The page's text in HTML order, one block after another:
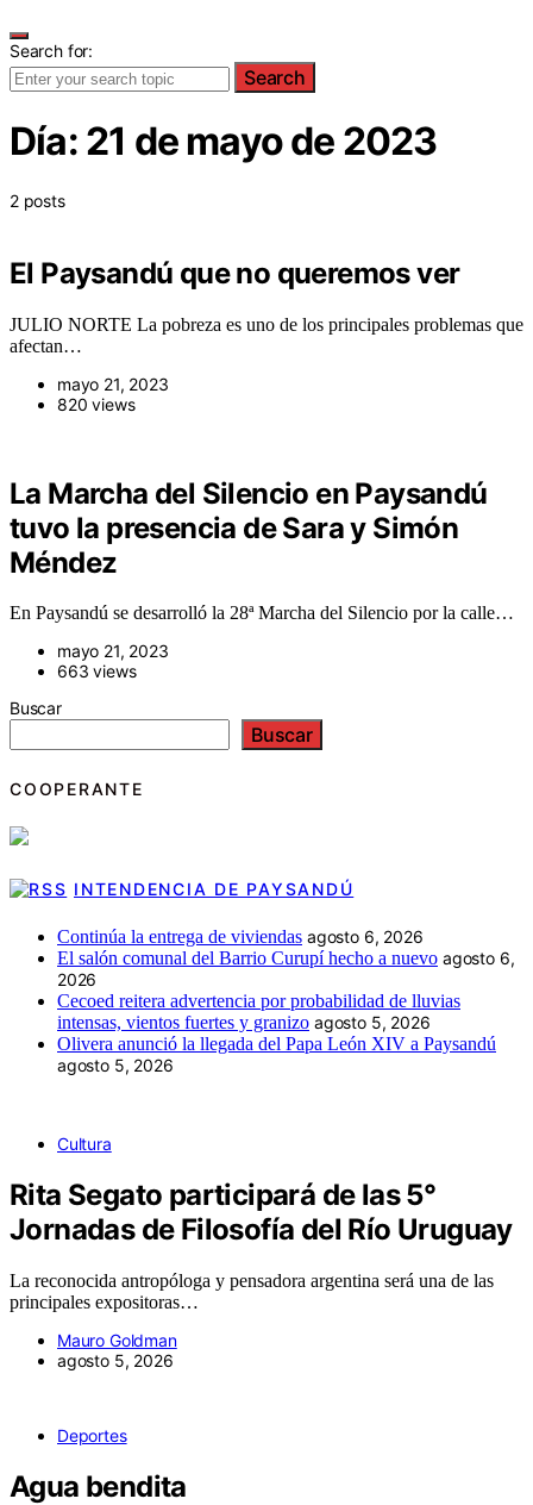
Search for:
Search
Día: 21 de mayo de 2023
2 posts
El Paysandú que no queremos ver
JULIO NORTE La pobreza es uno de los principales problemas que
afectan…
mayo 21, 2023
820 views
La Marcha del Silencio en Paysandú
tuvo la presencia de Sara y Simón
Méndez
En Paysandú se desarrolló la 28ª Marcha del Silencio por la calle…
mayo 21, 2023
663 views
Buscar
Buscar
COOPERANTE
INTENDENCIA DE PAYSANDÚ
Continúa la entrega de viviendas agosto 6, 2026
El salón comunal del Barrio Curupí hecho a nuevo agosto 6,
2026
Cecoed reitera advertencia por probabilidad de lluvias
intensas, vientos fuertes y granizo agosto 5, 2026
Olivera anunció la llegada del Papa León XIV a Paysandú
agosto 5, 2026
Cultura
Rita Segato participará de las 5°
Jornadas de Filosofía del Río Uruguay
La reconocida antropóloga y pensadora argentina será una de las
principales expositoras…
Mauro Goldman
agosto 5, 2026
Deportes
Agua bendita